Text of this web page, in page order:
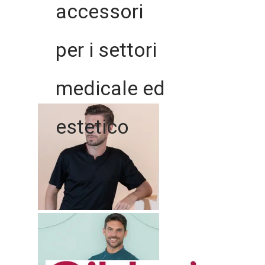
accessori
per i settori
medicale ed
estetico